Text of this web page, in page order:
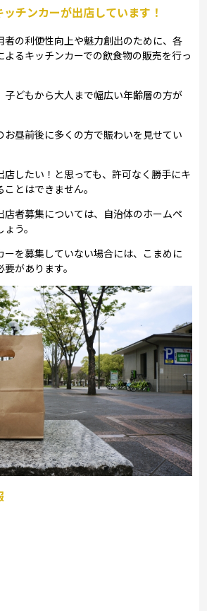
チンカーが出店しています！
者の利便性向上や魅力創出のために、各
るキッチンカーでの飲食物の販売を行っ
子どもから大人まで幅広い年齢層の方が
お昼前後に多くの方で賑わいを見せてい
したい！と思っても、許可なく勝手にキ
とはできません。
店者募集については、自治体のホームペ
う。
ーを募集していない場合には、こまめに
があります。